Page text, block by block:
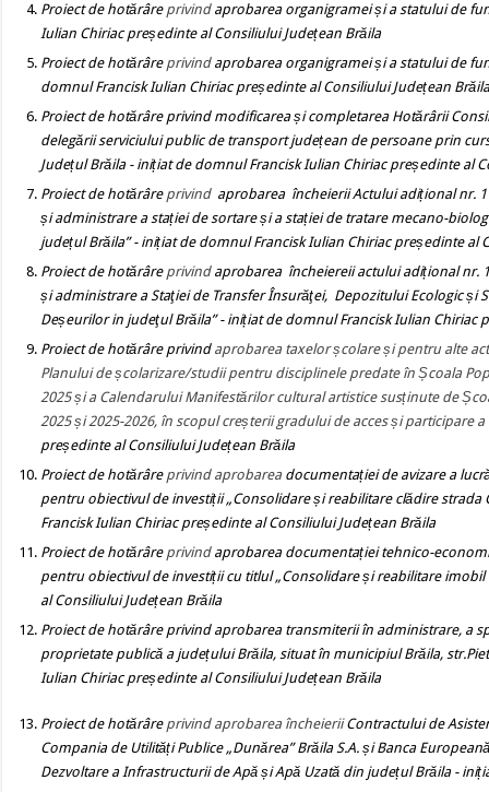
Proiect de hotărâre privindaprobarea organigramei și a statului de
Iulian Chiriac președinte al Consiliului Județean Brăila
Proiect de hotărâre privind aprobarea organigramei și a statului de
domnul Francisk Iulian Chiriac președinte al Consiliului Județean
Proiect de hotărâre privind modificarea și completarea Hotărârii
delegării serviciului public de transport județean de persoane prin
Județul Brăila - inițiat de domnul Francisk Iulian Chiriac președinte al
Proiect de hotărâre privind aprobarea încheierii Actului adițional nr.
și administrare a stației de sortare și a stației de tratare mecano-
județul Brăila” - inițiat de domnul Francisk Iulian Chiriac președinte al
Proiect de hotărâre privind aprobarea încheiereii actului adițional nr.
și administrare a Staţiei de Transfer Însurăţei, Depozitului Ecologic și
Deșeurilor in judeţul Brăila” - inițiat de domnul Francisk Iulian Chiriac
Proiect de hotărâre privind aprobarea taxelor școlare și pentru alte
Planului de școlarizare/studii pentru disciplinele predate în Școala
2025 și a Calendarului Manifestărilor cultural artistice susținute de
2025 și 2025-2026, în scopul creșterii gradului de acces și participare
președinte al Consiliului Județean Brăila
Proiect de hotărâre privind aprobarea documentației de avizare a
pentru obiectivul de investiții „Consolidare și reabilitare clădire
Francisk Iulian Chiriac președinte al Consiliului Județean Brăila
Proiect de hotărâre privind aprobarea documentației tehnico-
pentru obiectivul de investiții cu titlul „Consolidare și reabilitare imobil
al Consiliului Județean Brăila
Proiect de hotărâre privind aprobarea transmiterii în administrare, a
proprietate publică a județului Brăila, situat în municipiul Brăila,
Iulian Chiriac președinte al Consiliului Județean Brăila
Proiect de hotărâre privind aprobarea încheieriiContractului de
Compania de Utilități Publice „Dunărea” Brăila S.A. și Banca
Dezvoltare a Infrastructurii de Apă și Apă Uzată din județul Brăila -